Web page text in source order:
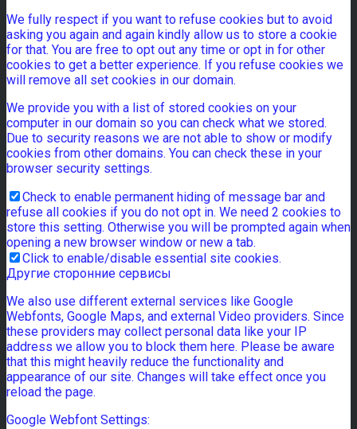
We fully respect if you want to refuse cookies but to avoid
asking you again and again kindly allow us to store a cookie
for that. You are free to opt out any time or opt in for other
cookies to get a better experience. If you refuse cookies we
will remove all set cookies in our domain.
We provide you with a list of stored cookies on your
computer in our domain so you can check what we stored.
Due to security reasons we are not able to show or modify
cookies from other domains. You can check these in your
browser security settings.
Check to enable permanent hiding of message bar and
refuse all cookies if you do not opt in. We need 2 cookies to
store this setting. Otherwise you will be prompted again when
opening a new browser window or new a tab.
Click to enable/disable essential site cookies.
Другие сторонние сервисы
We also use different external services like Google
Webfonts, Google Maps, and external Video providers. Since
these providers may collect personal data like your IP
address we allow you to block them here. Please be aware
that this might heavily reduce the functionality and
appearance of our site. Changes will take effect once you
reload the page.
Google Webfont Settings: